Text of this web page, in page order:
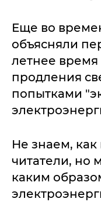
Еще во
объясняли
летнее
продления
попытками
Не знаем,
читатели, но
каким